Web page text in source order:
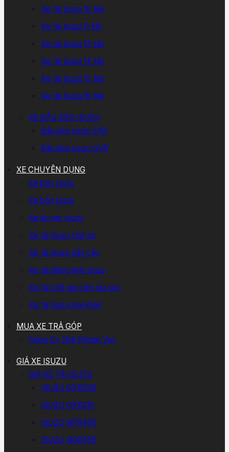
Xe tải Isuzu 10 tấn
Xe tải Isuzu 11 tấn
Xe tải Isuzu 13 tấn
Xe tải Isuzu 14 tấn
Xe tải Isuzu 15 tấn
Xe tải Isuzu 16 tấn
XE ĐẦU KÉO ISUZU
Đầu kéo Isuzu EXR
Đầu kéo Isuzu GVR
XE CHUYÊN DỤNG
Xe ben Isuzu
Xe bồn Isuzu
Xe ép rác Isuzu
Xe tải Isuzu chở xe
Xe tải Isuzu gắn cẩu
Xe tải đông lạnh Isuzu
Xe tải chở gia cầm gia súc
Xe tải Isuzu loại khác
MUA XE TRẢ GÓP
Công Cụ Tính Khoản Vay
GIÁ XE ISUZU
GIÁ XE TẢI ISUZU
ISUZU QKR230
ISUZU QKR210
ISUZU NPR400
ISUZU NQR550